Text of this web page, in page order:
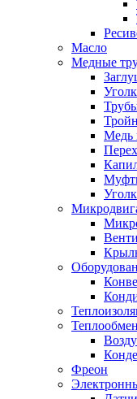
Масло
Медные
Медь
Фреон